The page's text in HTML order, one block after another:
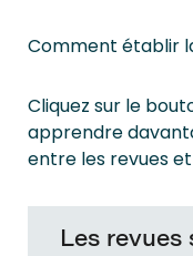
Comment établir
Cliquez sur le
apprendre
entre les revues
Les revues